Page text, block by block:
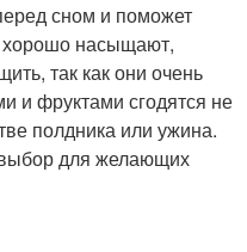
сном и поможет
хорошо насыщают,
так как они очень
и фруктами сгодятся не
полдника или ужина.
для желающих